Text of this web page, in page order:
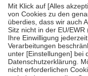
Verordnung.
Um das Engagement der
stärken und die
fallenkeine Zuzahlungen
• Kindern und
mit Ausnahme der
• Untersuchungen zur